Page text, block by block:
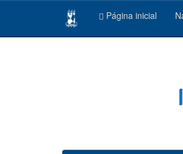
Página inicial